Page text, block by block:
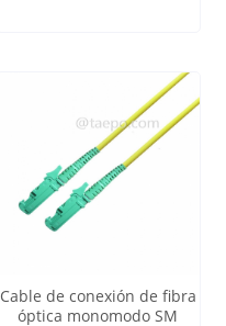
Cable de conexión de fibra
óptica monomodo SM